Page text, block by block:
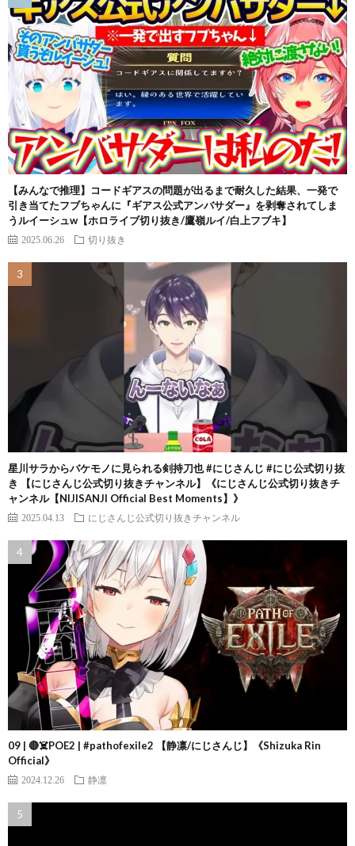
【みんなで推理】コードギアスの問題が出るまで耐久した結果、一発で
引き当てたフブちゃんに『ギアス公式アンバサダー』を剥奪されてしま
うルイーシュw【ホロライブ切り抜き/鷹嶺ルイ/白上フブキ】
2025.06.26 切り抜き
星川サラからバケモノに見られる剣持刀也 #にじさんじ #にじ公式切り抜
き 【にじさんじ公式切り抜きチャンネル】《にじさんじ公式切り抜きチ
ャンネル【NIJISANJI Official Best Moments】》
2025.04.13 にじさんじ公式切り抜きチャンネル
09 | 🔴☠️POE2 | #pathofexile2 【静凛/にじさんじ】《Shizuka Rin
Official》
2024.12.26 静凛